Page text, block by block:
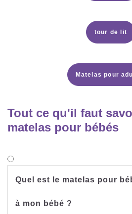
tour de lit
Matelas pour
Tout ce qu'il faut
matelas pour bébés
Quel est le matelas pour
à mon bébé ?